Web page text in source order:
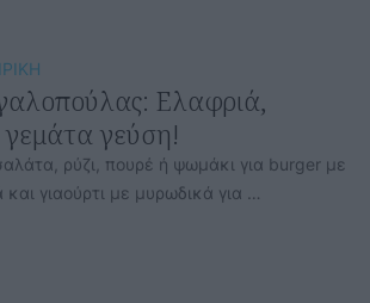
Ελαφριά,
γεμάτα γεύση!
ρύζι, πουρέ ή ψωμάκι για burger με
γιαούρτι με μυρωδικά για …